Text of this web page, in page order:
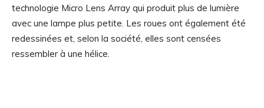
technologie Micro Lens Array qui produit plus de lumière
avec une lampe plus petite. Les roues ont également été
redessinées et, selon la société, elles sont censées
ressembler à une hélice.